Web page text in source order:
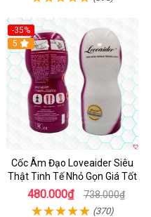
-35%
5
Cốc Âm Đạo Loveaider Siêu
Thật Tinh Tế Nhỏ Gọn Giá Tốt
480.000₫ 738.000₫
(370)